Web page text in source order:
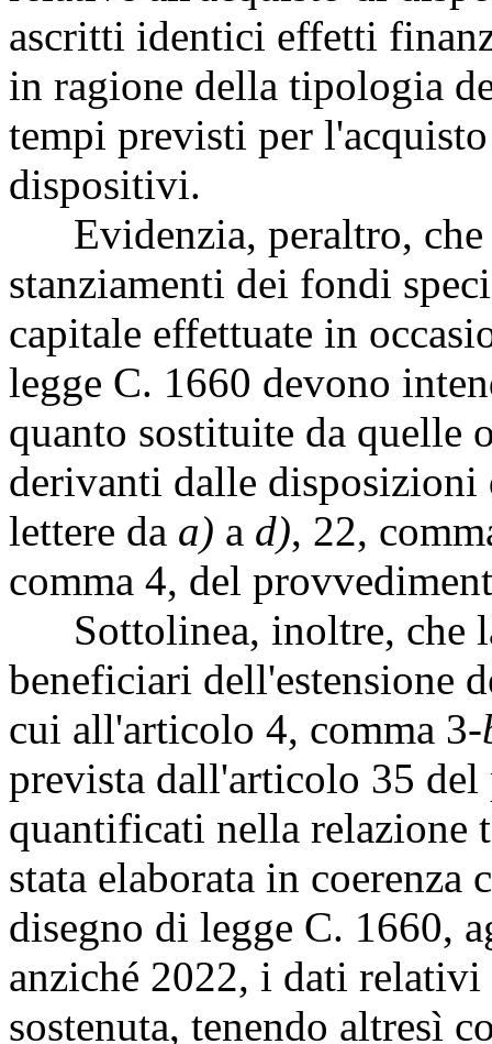
ascritti identici effetti
in ragione della tipologia
tempi previsti per
dispositivi.
Evidenzia, peraltro, che
stanziamenti dei fondi
capitale effettuate in
legge C. 1660 devono
quanto sostituite da quelle
derivanti dalle
lettere da a) a d), 22,
comma 4, del
Sottolinea, inoltre, che
beneficiari dell'estensione
cui all'articolo 4, comma 3-
prevista dall'articolo 35
quantificati nella relazione
stata elaborata in
disegno di legge C. 1660,
anziché 2022, i dati relativi
sostenuta, tenendo altresì